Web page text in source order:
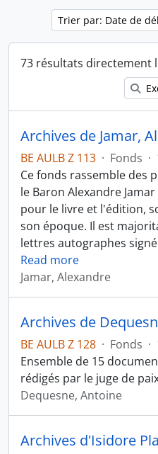
Trier par: Date de
73 résultats directement
Archives de Jamar,
BE AULB Z 113 · Fonds ·
Ce fonds rassemble des
le Baron Alexandre
pour le livre et l'édition,
son époque. Il est
lettres autographes
Read more
Jamar, Alexandre
Archives de
BE AULB Z 128 · Fonds ·
Ensemble de 15
rédigés par le juge de
Dequesne, Antoine
Archives d'Isidore